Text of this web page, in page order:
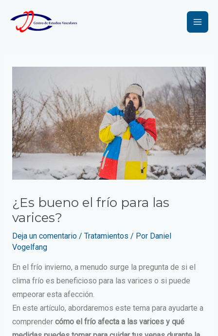
contenido
Main
¿Es bueno el frío para las
varices?
Deja un comentario / Tratamientos / Por Daniel
Vogelfang
En el frío invierno, a menudo surge la pregunta de si el
clima frío es beneficioso para las varices o si puede
empeorar esta afección.
En este artículo, abordaremos este tema para ayudarte a
comprender cómo el frío afecta a las varices y qué
de
entradas